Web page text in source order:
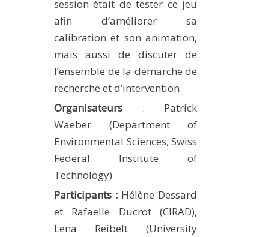
session était de tester ce jeu
afin d’améliorer sa
calibration et son animation,
mais aussi de discuter de
l’ensemble de la démarche de
recherche et d’intervention.
Organisateurs : Patrick
Waeber (Department of
Environmental Sciences, Swiss
Federal Institute of
Technology)
Participants : Hélène Dessard
et Rafaelle Ducrot (CIRAD),
Lena Reibelt (University